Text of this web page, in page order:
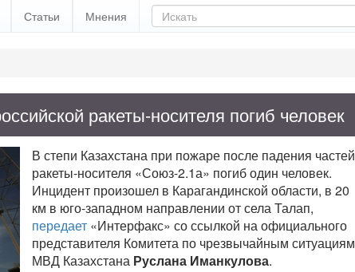
Статьи Мнения
ракеты-носителя погиб человек
В степи Казахстана при пожаре после падения частей
ракеты-носителя «Союз-2.1а» погиб один человек.
Инцидент произошел в Карагандинской области, в 20
км в юго-западном направлении от села Талап,
передает «Интерфакс» со ссылкой на официального
представителя Комитета по чрезвычайным ситуациям
МВД Казахстана Руслана Иманкулова.